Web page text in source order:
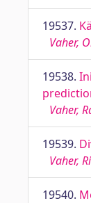
19537.
Vaher,
19538.
Vaher,
19539.
Vaher,
19540.